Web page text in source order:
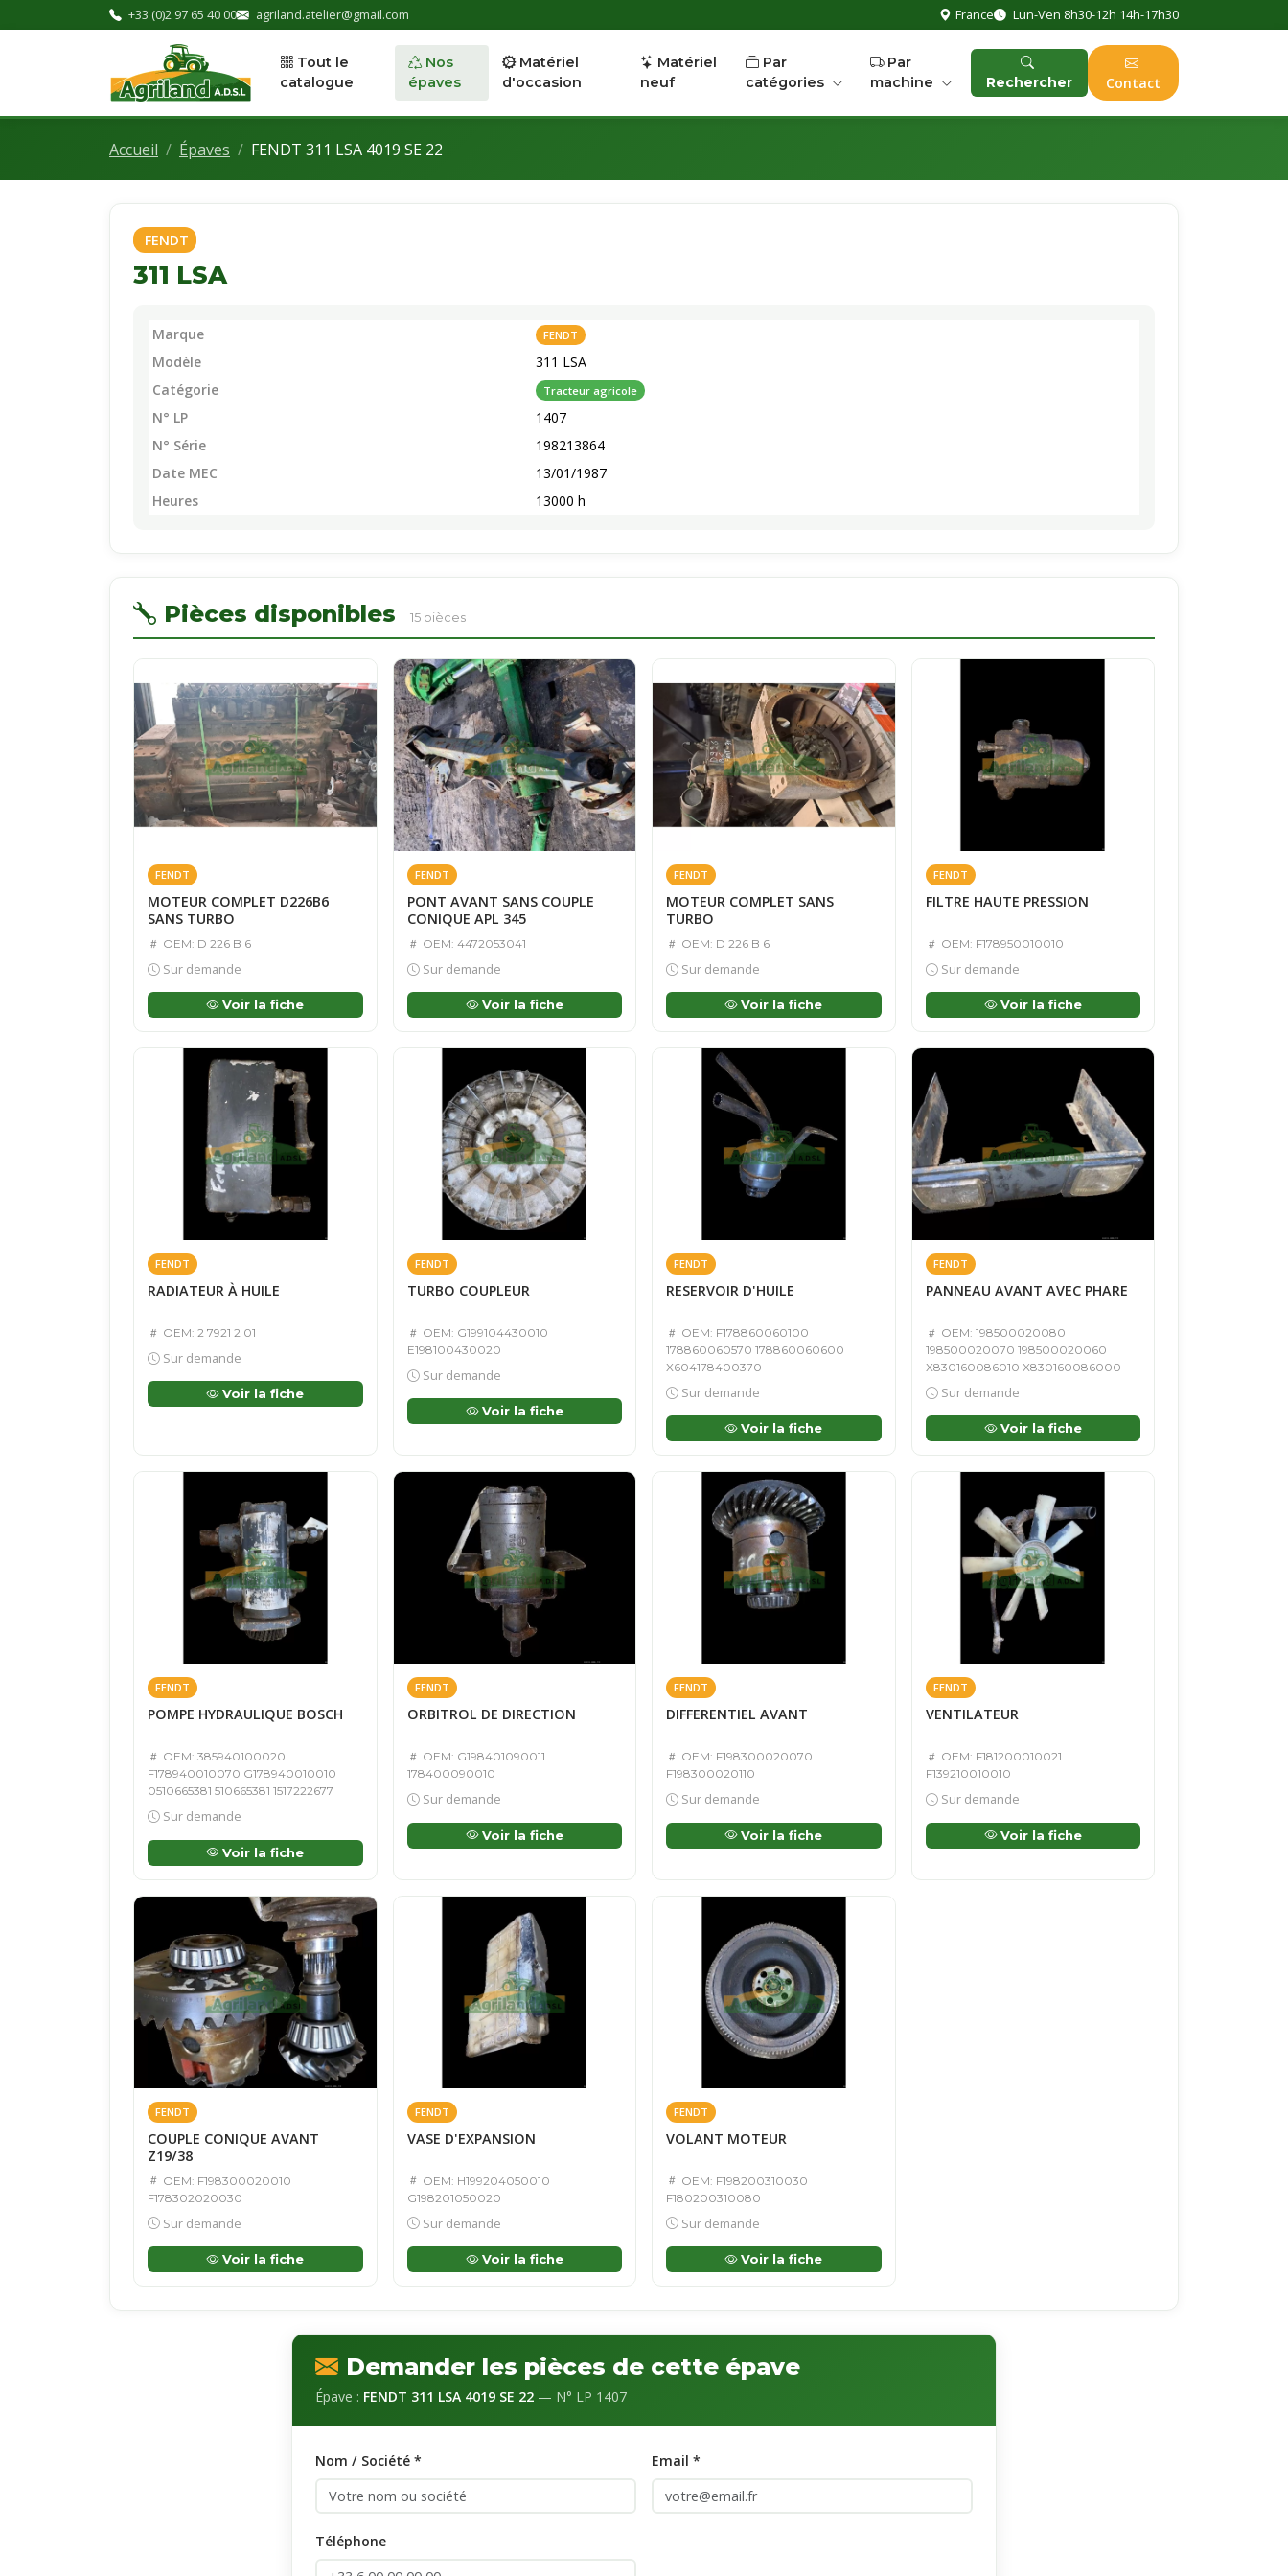
+33 (0)2 97 65 40 00 agriland.atelier@gmail.com France Lun-Ven 8h30-12h 14h-17h30
Tout le
catalogue
Nos
épaves
Matériel
d'occasion
Matériel
neuf
Par
catégories
Par
machine
Rechercher Contact
Accueil Épaves FENDT 311 LSA 4019 SE 22
FENDT
311 LSA
Marque FENDT
Modèle
311 LSA
Catégorie
Tracteur agricole
N° LP
1407
N° Série
198213864
Date MEC
13/01/1987
Heures
13000 h
Pièces disponibles 15 pièces
FENDT
MOTEUR COMPLET D226B6
SANS TURBO
OEM: D 226 B 6
Sur demande
Voir la fiche
FENDT
PONT AVANT SANS COUPLE
CONIQUE APL 345
OEM: 4472053041
Sur demande
Voir la fiche
FENDT
MOTEUR COMPLET SANS
TURBO
OEM: D 226 B 6
Sur demande
Voir la fiche
FENDT
FILTRE HAUTE PRESSION
OEM: F178950010010
Sur demande
Voir la fiche
FENDT
RADIATEUR À HUILE
OEM: 2 7921 2 01
Sur demande
Voir la fiche
FENDT
TURBO COUPLEUR
OEM: G199104430010
E198100430020
Sur demande
Voir la fiche
FENDT
RESERVOIR D'HUILE
OEM: F178860060100
178860060570 178860060600
X604178400370
Sur demande
Voir la fiche
FENDT
PANNEAU AVANT AVEC PHARE
OEM: 198500020080
198500020070 198500020060
X830160086010 X830160086000
Sur demande
Voir la fiche
FENDT
POMPE HYDRAULIQUE BOSCH
OEM: 385940100020
F178940010070 G178940010010
0510665381 510665381 1517222677
Sur demande
Voir la fiche
FENDT
ORBITROL DE DIRECTION
OEM: G198401090011
178400090010
Sur demande
Voir la fiche
FENDT
DIFFERENTIEL AVANT
OEM: F198300020070
F198300020110
Sur demande
Voir la fiche
FENDT
VENTILATEUR
OEM: F181200010021
F139210010010
Sur demande
Voir la fiche
FENDT
COUPLE CONIQUE AVANT
Z19/38
OEM: F198300020010
F178302020030
Sur demande
Voir la fiche
FENDT
VASE D'EXPANSION
OEM: H199204050010
G198201050020
Sur demande
Voir la fiche
FENDT
VOLANT MOTEUR
OEM: F198200310030
F180200310080
Sur demande
Voir la fiche
Demander les pièces de cette épave
Épave : FENDT 311 LSA 4019 SE 22 — N° LP 1407
Nom / Société * Email *
Téléphone